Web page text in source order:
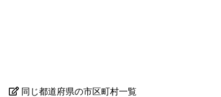
同じ都道府県の市区町村一覧